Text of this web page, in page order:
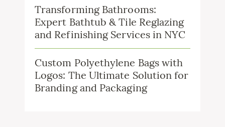
Transforming Bathrooms:
Expert Bathtub & Tile Reglazing
and Refinishing Services in NYC
Custom Polyethylene Bags with
Logos: The Ultimate Solution for
Branding and Packaging